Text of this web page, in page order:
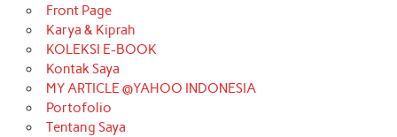
o
k
r
a
m
Front Page
Karya & Kiprah
KOLEKSI E-BOOK
Kontak Saya
MY ARTICLE @YAHOO INDONESIA
Portofolio
Tentang Saya